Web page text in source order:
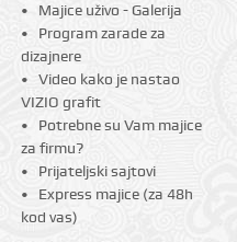
Majice uživo - Galerija
Program zarade za
dizajnere
Video kako je nastao
VIZIO grafit
Potrebne su Vam majice
za firmu?
Prijateljski sajtovi
Express majice (za 48h
kod vas)